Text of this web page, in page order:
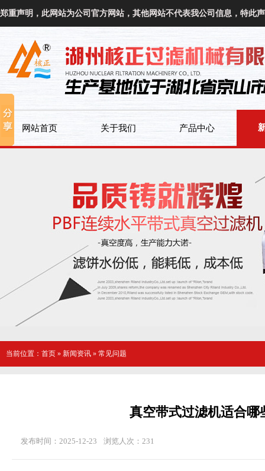
郑重声明，此网站为公司官方网站，其他网站不代表我公司信息，特此
网站首页 关于我们 产品中心
当前位置： 首页 » 新闻资讯 » 常见问题
真空带式过滤机适合
发布时间：2025-12-23 浏览人次：231